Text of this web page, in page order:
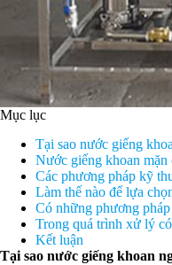
Mục lục
Tại sao nước giếng
Nước giếng khoan mặn
Các phương pháp kỹ
Làm thế nào để lựa
Có những phương
Trong quá trình xử lý
Kết luận
Tại sao nước giếng khoan